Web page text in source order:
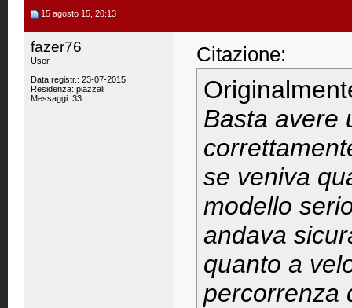
15 agosto 15, 20:13
fazer76
User
Data registr.: 23-07-2015
Residenza: piazzali
Messaggi: 33
Citazione:
Basta avere
se veniva
modello
andava
quanto a
percorrenza